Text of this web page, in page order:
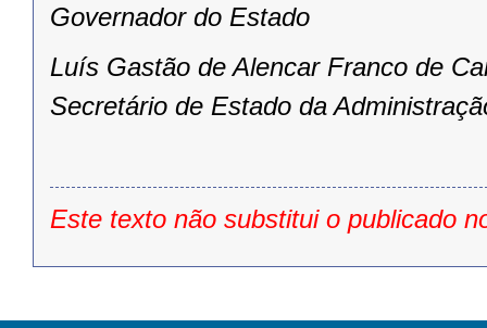
Governador do Estado
Luís Gastão de Alencar Franco de
Secretário de Estado da
Este texto não substitui o publicado